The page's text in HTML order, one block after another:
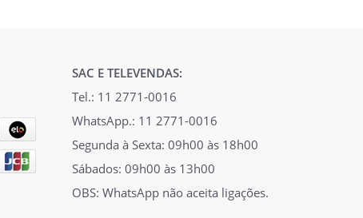
SAC E TELEVENDAS:
Tel.: 11 2771-0016
WhatsApp.: 11 2771-0016
Segunda à Sexta: 09h00 às 18h00
Sábados: 09h00 às 13h00
OBS: WhatsApp não aceita ligações.